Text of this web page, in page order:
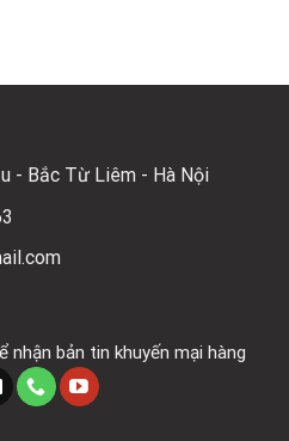
- Bắc Từ Liêm - Hà Nội
nhận bản tin khuyến mại hàng